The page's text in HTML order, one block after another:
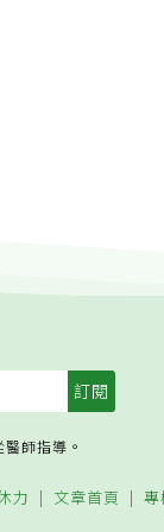
師指導。
力 文章首頁